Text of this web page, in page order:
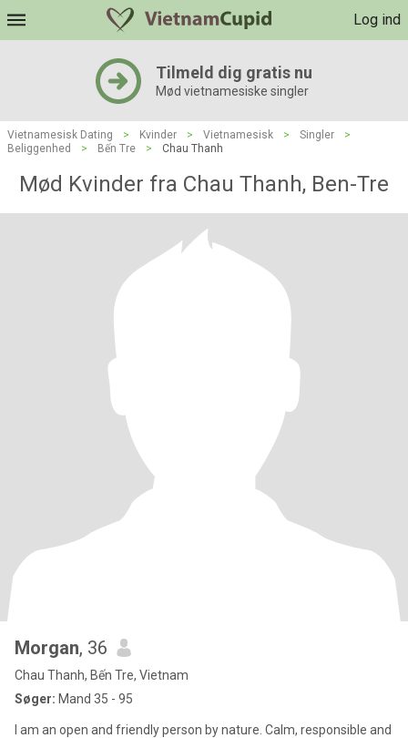
Log ind
Tilmeld dig gratis nu
Mød vietnamesiske singler
Vietnamesisk Dating > Kvinder > Vietnamesisk > Singler
>
Beliggenhed
> Bến Tre > Chau Thanh
Mød Kvinder fra Chau Thanh, Ben-Tre
Morgan, 36
Chau Thanh, Bến Tre, Vietnam
Søger: Mand 35 - 95
I am an open and friendly person by nature. Calm, responsible and